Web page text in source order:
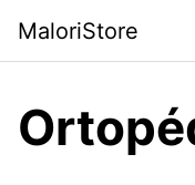
para
o
MaloriStore